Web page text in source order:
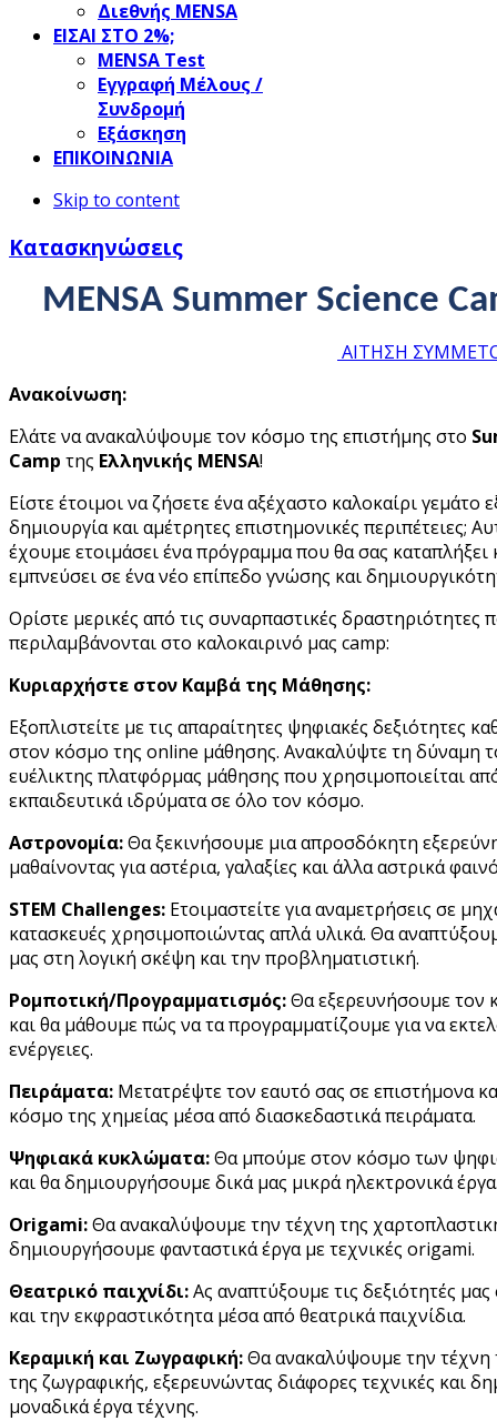
Διεθνής MENSA
ΕΙΣΑΙ ΣΤΟ 2%;
ΜΕΝSΑ Test
Εγγραφή Μέλους /
Συνδρομή
Εξάσκηση
ΕΠΙΚΟΙΝΩΝΙΑ
Skip to content
Κατασκηνώσεις
MENSA Summer Science
ΑΙΤΗΣΗ
Ανακοίνωση:
Ελάτε να ανακαλύψουμε τον κόσμο της επιστήμης στο
Camp της Ελληνικής MENSA!
Είστε έτοιμοι να ζήσετε ένα αξέχαστο καλοκαίρι γεμάτο
δημιουργία και αμέτρητες επιστημονικές περιπέτειες;
έχουμε ετοιμάσει ένα πρόγραμμα που θα σας καταπλήξει
εμπνεύσει σε ένα νέο επίπεδο γνώσης και
Ορίστε μερικές από τις συναρπαστικές δραστηριότητες
περιλαμβάνονται στο καλοκαιρινό μας camp:
Κυριαρχήστε στον Καμβά της Μάθησης:
Εξοπλιστείτε με τις απαραίτητες ψηφιακές δεξιότητες
στον κόσμο της online μάθησης. Ανακαλύψτε τη δύναμη
ευέλικτης πλατφόρμας μάθησης που χρησιμοποιείται
εκπαιδευτικά ιδρύματα σε όλο τον κόσμο.
Αστρονομία:Θα ξεκινήσουμε μια απροσδόκητη
μαθαίνοντας για αστέρια, γαλαξίες και άλλα αστρικά
STEM Challenges: Ετοιμαστείτε για αναμετρήσεις σε
κατασκευές χρησιμοποιώντας απλά υλικά. Θα
μας στη λογική σκέψη και την προβληματιστική.
Ρομποτική/Προγραμματισμός:Θα εξερευνήσουμε τον
και θα μάθουμε πώς να τα προγραμματίζουμε για να
ενέργειες.
Πειράματα: Μετατρέψτε τον εαυτό σας σε επιστήμονα
κόσμο της χημείας μέσα από διασκεδαστικά πειράματα.
Ψηφιακά κυκλώματα:Θα μπούμε στον κόσμο των
και θα δημιουργήσουμε δικά μας μικρά ηλεκτρονικά
Origami:Θα ανακαλύψουμε την τέχνη της
δημιουργήσουμε φανταστικά έργα με τεχνικές origami.
Θεατρικό παιχνίδι:Ας αναπτύξουμε τις δεξιότητές
και την εκφραστικότητα μέσα από θεατρικά παιχνίδια.
Κεραμική και Ζωγραφική:Θα ανακαλύψουμε την τέχνη
της ζωγραφικής, εξερευνώντας διάφορες τεχνικές και
μοναδικά έργα τέχνης.